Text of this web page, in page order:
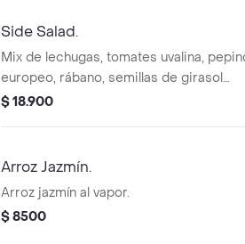
Side Salad.
Mix de lechugas, tomates uvalina,
europeo, rábano, semillas de girasol
tostadas y vinagreta de shallots.
$ 18.900
Arroz Jazmín.
Arroz jazmín al vapor.
$ 8500